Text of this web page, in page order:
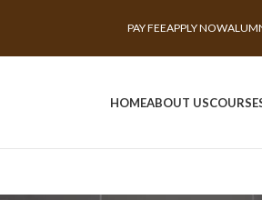
PAY FEEAPPLY NOW
HOMEABOUT US